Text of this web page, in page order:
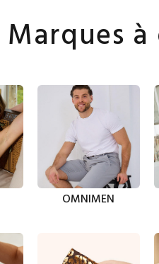
Marques
OMNIMEN